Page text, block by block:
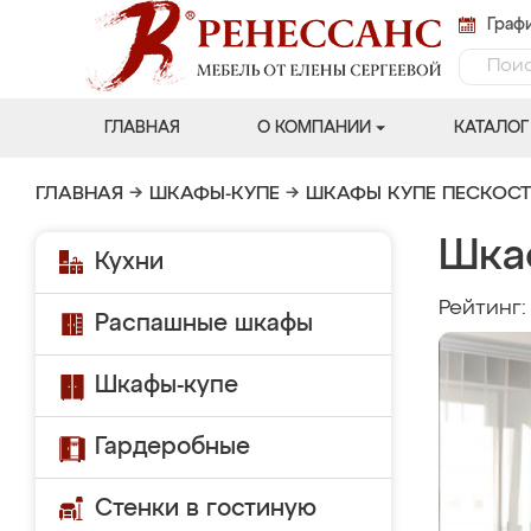
ГЛАВНАЯ О КОМПАНИИ КАТАЛОГ
ГЛАВНАЯ → ШКАФЫ-КУПЕ → ШКАФЫ КУПЕ
Кухни
Распашные шкафы
Шкафы-купе
Гардеробные
Стенки в гостиную
Рейтинг: